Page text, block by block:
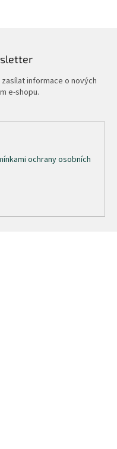
informace o nových
e-shopu.
ochrany osobních